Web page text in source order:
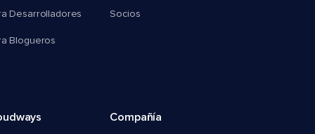
Desarrolladores
Blogueros
Socios
Compañía